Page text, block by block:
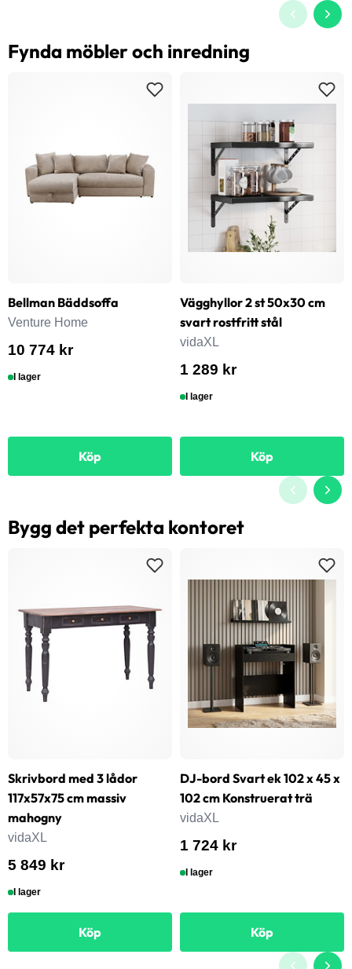
Fynda möbler och inredning
Bellman Bäddsoffa
Venture Home
10 774 kr
I lager
Köp
Vägghyllor 2 st 50x30 cm
svart rostfritt stål
vidaXL
1 289 kr
I lager
Köp
Bygg det perfekta kontoret
Skrivbord med 3 lådor
117x57x75 cm massiv
mahogny
vidaXL
5 849 kr
I lager
Köp
DJ-bord Svart ek 102 x 45 x
102 cm Konstruerat trä
vidaXL
1 724 kr
I lager
Köp